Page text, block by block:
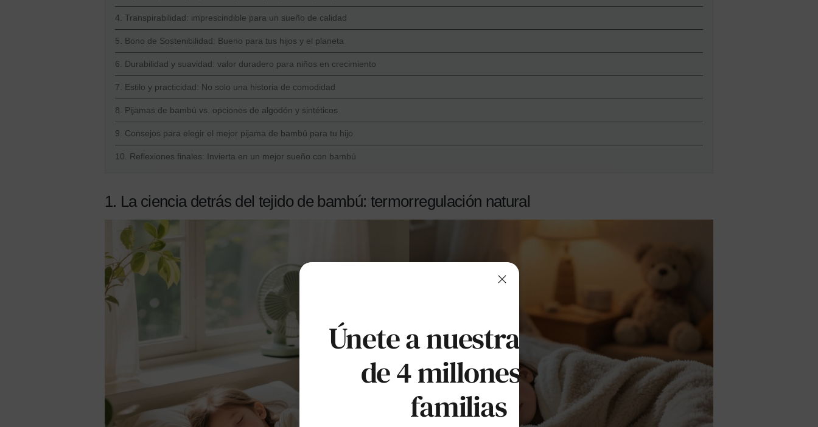
4. Transpirabilidad: imprescindible para un sueño de calidad
5. Bono de Sostenibilidad: Bueno para tus hijos y el planeta
6. Durabilidad y suavidad: valor duradero para niños en crecimiento
7. Estilo y practicidad: No solo una historia de comodidad
8. Pijamas de bambú vs. opciones de algodón y sintéticos
9. Consejos para elegir el mejor pijama de bambú para tu hijo
10. Reflexiones finales: Invierta en un mejor sueño con bambú
1. La ciencia detrás del tejido de bambú: termorregulación natural
Únete a nuestras más
de 4 millones de
familias